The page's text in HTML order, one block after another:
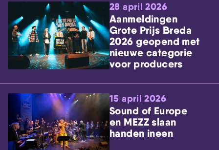
28 april 2026
Aanmeldingen
Grote Prijs Breda
2026 geopend met
nieuwe categorie
voor producers
15 april 2026
Sound of Europe
en MEZZ slaan
handen ineen